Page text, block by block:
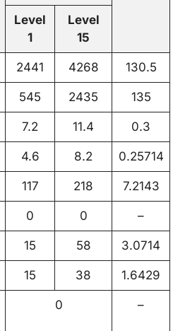
Level
1
Level
15
2441 4268 130.5
545 2435 135
7.2 11.4 0.3
4.6 8.2 0.25714
117 218 7.2143
0 0 –
15 58 3.0714
15 38 1.6429
0 –